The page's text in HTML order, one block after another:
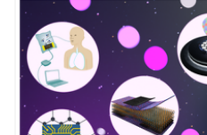
olosuhteissa, kuten
ja avomerellä. Teknologia
etsintäpalvelut,
infrastruktuurien valvonnan.